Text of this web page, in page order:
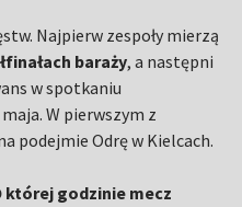
Najpierw zespoły mierzą
baraży, a następni
w spotkaniu
W pierwszym z
podejmie Odrę w Kielcach.
której godzinie mecz